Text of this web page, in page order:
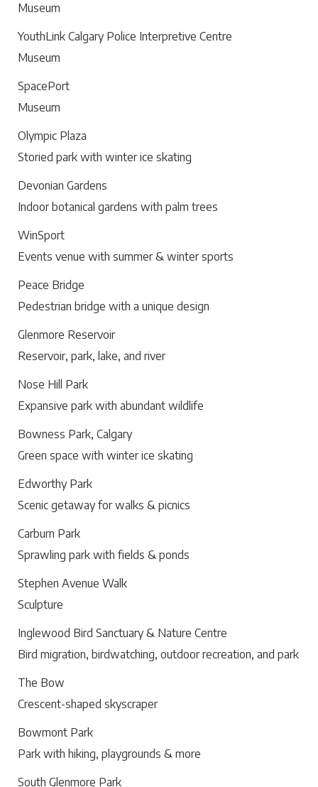
Museum
YouthLink Calgary Police Interpretive Centre
Museum
SpacePort
Museum
Olympic Plaza
Storied park with winter ice skating
Devonian Gardens
Indoor botanical gardens with palm trees
WinSport
Events venue with summer & winter sports
Peace Bridge
Pedestrian bridge with a unique design
Glenmore Reservoir
Reservoir, park, lake, and river
Nose Hill Park
Expansive park with abundant wildlife
Bowness Park, Calgary
Green space with winter ice skating
Edworthy Park
Scenic getaway for walks & picnics
Carburn Park
Sprawling park with fields & ponds
Stephen Avenue Walk
Sculpture
Inglewood Bird Sanctuary & Nature Centre
Bird migration, birdwatching, outdoor recreation, and park
The Bow
Crescent-shaped skyscraper
Bowmont Park
Park with hiking, playgrounds & more
South Glenmore Park